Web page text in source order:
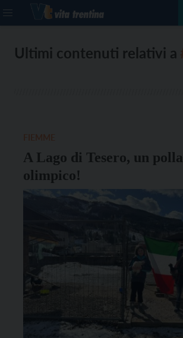
Ultimi contenuti relativi a
A Lago di Tesero, un
olimpico!